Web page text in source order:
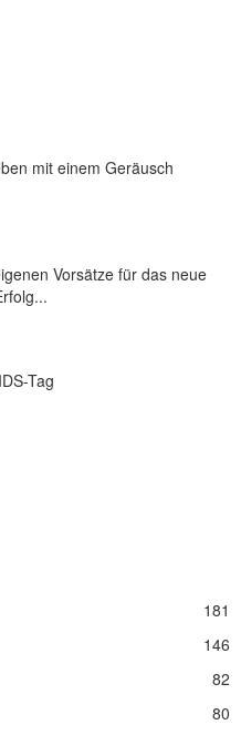
mit einem Geräusch
Vorsätze für das neue
Tag
181
146
82
80